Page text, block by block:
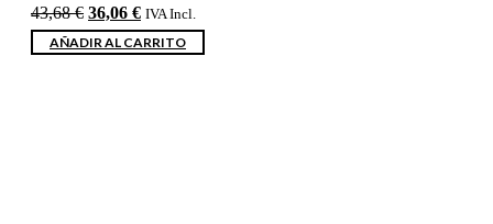
43,68€ El
precio
original
36,06 €El
precio
actual
IVA Incl.
AÑADIR AL CARRITO